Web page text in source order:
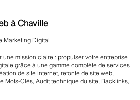
à Chaville
Marketing Digital
une mission claire : propulser votre entreprise
grâce à une gamme complète de services
de site internet ,refonte de site web
Mots-Clés,Audit technique du site , Backlinks,